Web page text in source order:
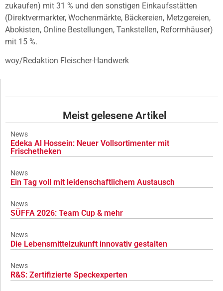
zukaufen) mit 31 % und den sonstigen Einkaufsstätten
(Direktvermarkter, Wochenmärkte, Bäckereien, Metzgereien,
Abokisten, Online Bestellungen, Tankstellen, Reformhäuser)
mit 15 %.
woy/Redaktion Fleischer-Handwerk
Meist gelesene Artikel
News
Edeka Al Hossein: Neuer Vollsortimenter mit
Frischetheken
News
Ein Tag voll mit leidenschaftlichem Austausch
News
SÜFFA 2026: Team Cup & mehr
News
Die Lebensmittelzukunft innovativ gestalten
News
R&S: Zertifizierte Speckexperten